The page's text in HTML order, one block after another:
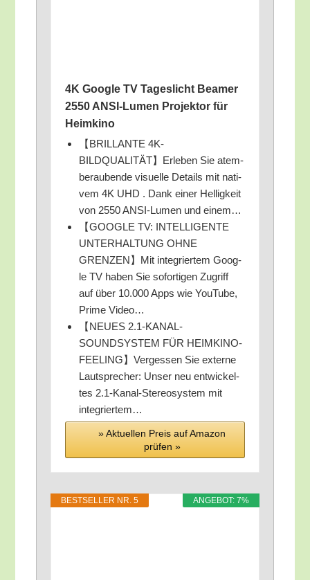
4K Goog­le TV Tages­licht Bea­mer
2550 ANSI-Lumen Pro­jek­tor für
Heimkino
【BRILLANTE 4K-
BILDQUALITÄT】Erleben Sie atem­
be­rau­ben­de visu­el­le Details mit nati­
vem 4K UHD . Dank einer Hel­lig­keit
von 2550 ANSI-Lumen und einem…
【GOOGLE TV: INTELLIGENTE
UNTERHALTUNG OHNE
GRENZEN】Mit inte­grier­tem Goog­
le TV haben Sie sofor­ti­gen Zugriff
auf über 10.000 Apps wie You­Tube,
Prime Video…
【NEUES 2.1‑KANAL-
SOUNDSYSTEM FÜR HEIMKINO-
FEELING】Vergessen Sie exter­ne
Laut­spre­cher: Unser neu ent­wi­ckel­
tes 2.1‑Kanal-Stereosystem mit
integriertem…
» Aktu­el­len Preis auf Ama­zon
prü­fen »
ANGE­BOT: 7%
BEST­SEL­LER NR. 5